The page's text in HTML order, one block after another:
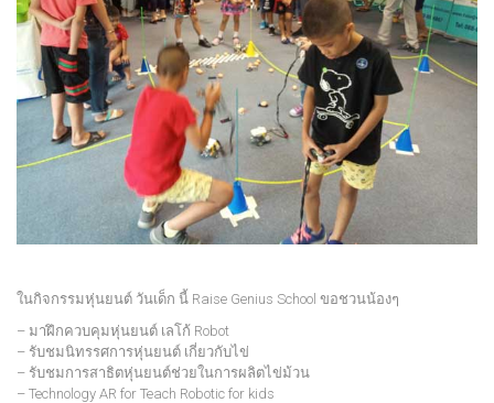
ในกิจกรรมหุ่นยนต์ วันเด็ก นี้ Raise Genius School ขอชวนน้องๆ
– มาฝึกควบคุมหุ่นยนต์ เลโก้ Robot
– รับชมนิทรรศการหุ่นยนต์ เกี่ยวกับไข่
– รับชมการสาธิตหุ่นยนต์ช่วยในการผลิตไข่ม้วน
– Technology AR for Teach Robotic for kids